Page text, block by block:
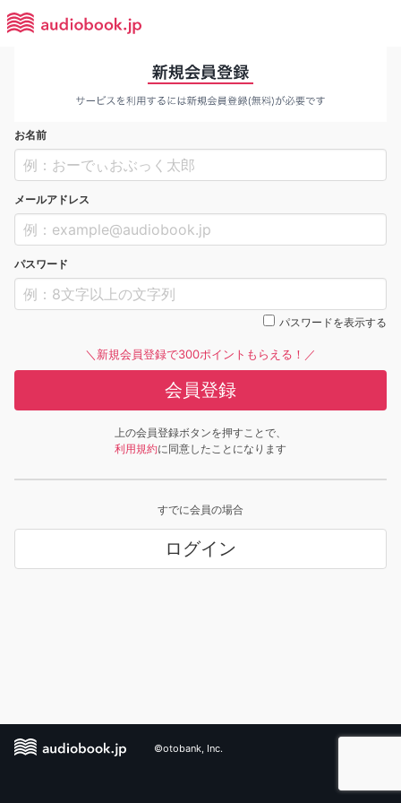
お名前
メールアドレス
パスワード
パスワードを表示する
＼新規会員登録で300ポイントもらえる！／
会員登録
上の会員登録ボタンを押すことで、
利用規約に同意したことになります
すでに会員の場合
ログイン
©otobank, Inc.